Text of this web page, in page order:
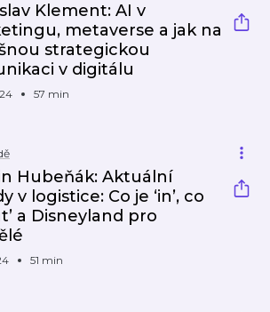
Klement: AI v
metaverse a jak na
strategickou
v digitálu
57 min
Hubeňák: Aktuální
v logistice: Co je ‘in’, co
a Disneyland pro
51 min